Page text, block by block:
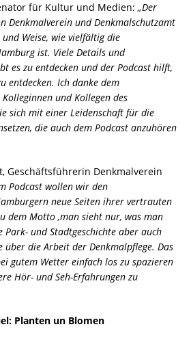
für Kultur und Medien: „Der
Denkmalverein und Denkmalschutzamt
Weise, wie vielfältig die
ist. Viele Details und
es zu entdecken und der Podcast hilft,
entdecken. Ich danke dem
und Kollegen des
sich mit einer Leidenschaft für die
die auch dem Podcast anzuhören
Geschäftsführerin Denkmalverein
Podcast wollen wir den
neue Seiten ihrer vertrauten
dem Motto ‚man sieht nur, was man
Park- und Stadtgeschichte aber auch
die Arbeit der Denkmalpflege. Das
gutem Wetter einfach los zu spazieren
Hör- und Seh-Erfahrungen zu
Planten un Blomen